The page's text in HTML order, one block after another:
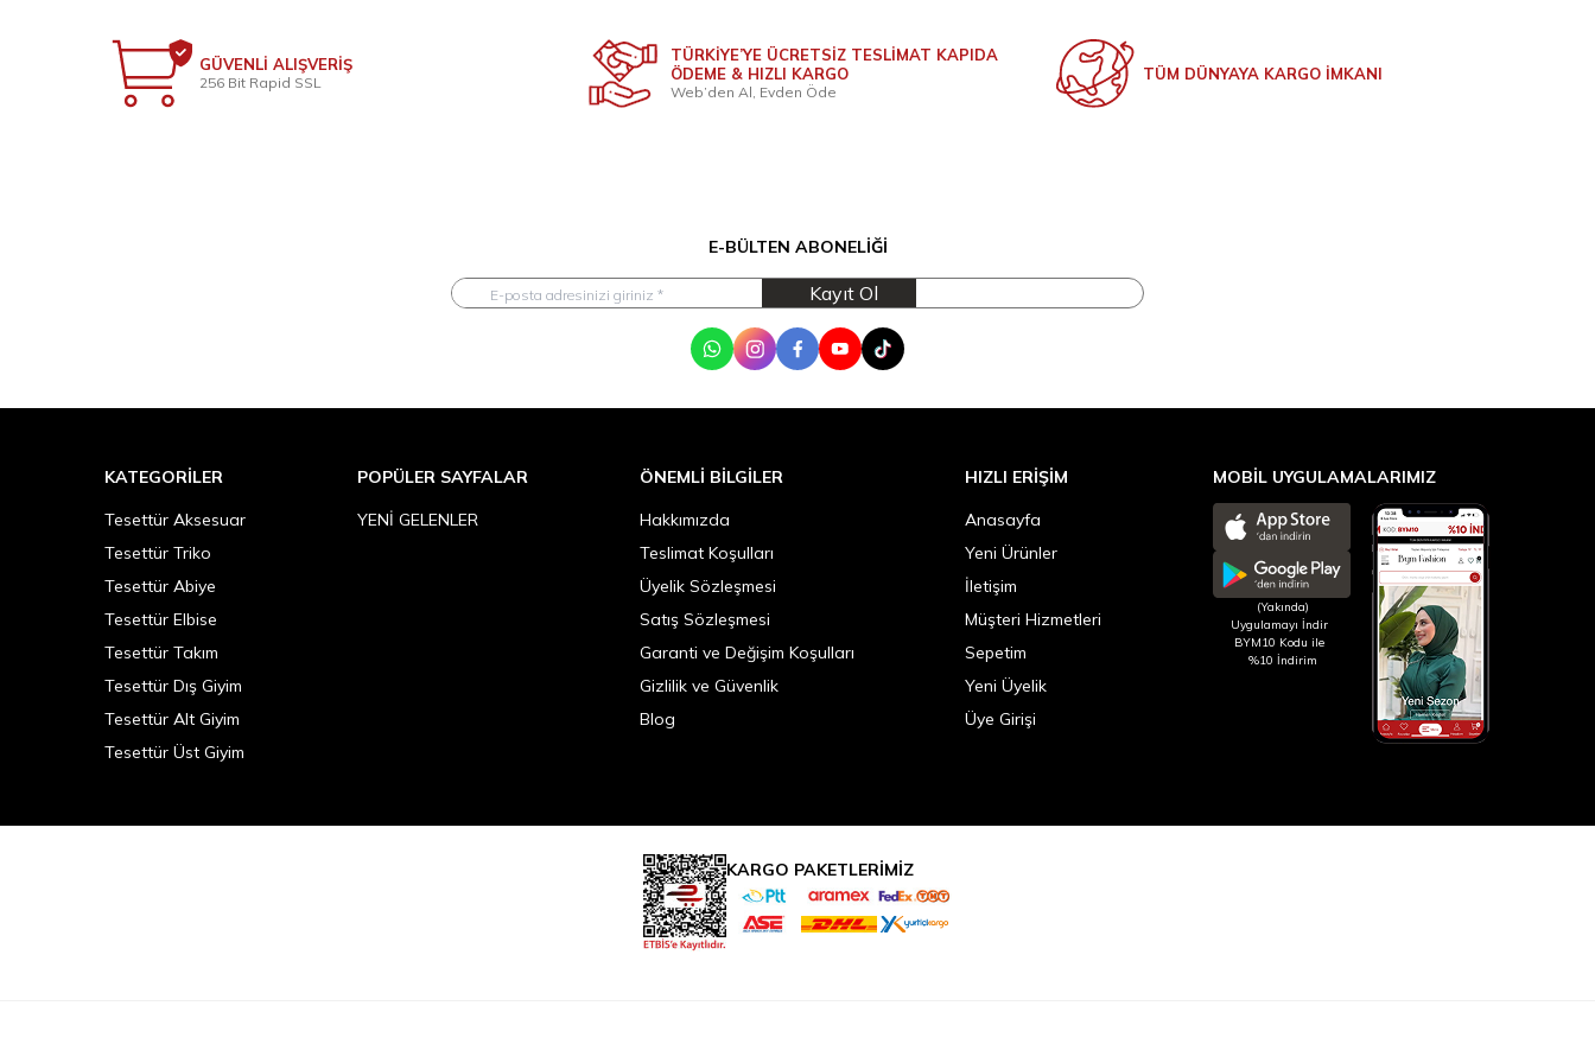
GÜVENLİ ALIŞVERİŞ
256 Bit Rapid SSL
TÜRKİYE’YE ÜCRETSİZ TESLİMAT KAPIDA
ÖDEME & HIZLI KARGO
Web’den Al, Evden Öde
TÜM DÜNYAYA KARGO İMKANI
E-BÜLTEN ABONELIĞI
Kayıt Ol
WhatsAppInstagramFacebookYoutubeTik Tok
KATEGORILER
Tesettür Aksesuar
Tesettür Triko
Tesettür Abiye
Tesettür Elbise
Tesettür Takım
Tesettür Dış Giyim
Tesettür Alt Giyim
Tesettür Üst Giyim
POPÜLER SAYFALAR
YENİ GELENLER
ÖNEMLI BILGILER
Hakkımızda
Teslimat Koşulları
Üyelik Sözleşmesi
Satış Sözleşmesi
Garanti ve Değişim Koşulları
Gizlilik ve Güvenlik
Blog
HIZLI ERIŞIM
Anasayfa
Yeni Ürünler
İletişim
Müşteri Hizmetleri
Sepetim
Yeni Üyelik
Üye Girişi
MOBİL UYGULAMALARIMIZ
(Yakında)
Uygulamayı İndir
BYM10 Kodu ile
%10 İndirim
KARGO PAKETLERİMİZ